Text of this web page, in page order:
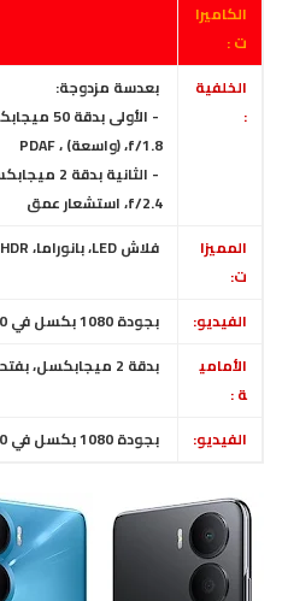
الكاميرا
ت :
الخلفية
:
بعدسة مزدوجة:
- الأولى
f/1.8،(واسعة) ، PDAF
- الثانية
f/2.4، استشعار
المميزا
ت:
فلاش LED ، بانوراما، HDR
الفيديو:
بجودة 1080 بكسل في 30 لقطة في الثانية
الأمامي
ة :
بدقة 2 ميجابكسل، بفتحة عدسة f/2.4
الفيديو: بجودة 1080 بكسل في 30 لقطة في الثانية